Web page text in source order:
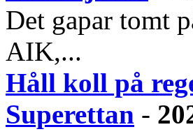
Det gapar tomt
AIK,...
Håll koll på
Superettan -